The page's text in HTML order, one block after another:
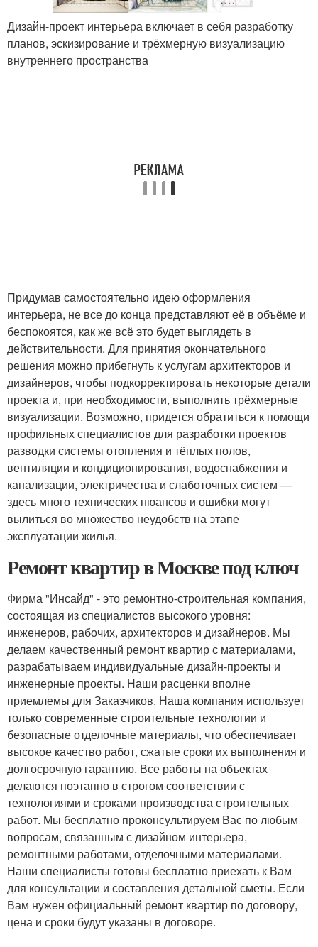
Дизайн-проект интерьера включает в себя разработку
планов, эскизирование и трёхмерную визуализацию
внутреннего пространства
Придумав самостоятельно идею оформления
интерьера, не все до конца представляют её в объёме и
беспокоятся, как же всё это будет выглядеть в
действительности. Для принятия окончательного
решения можно прибегнуть к услугам архитекторов и
дизайнеров, чтобы подкорректировать некоторые детали
проекта и, при необходимости, выполнить трёхмерные
визуализации. Возможно, придется обратиться к помощи
профильных специалистов для разработки проектов
разводки системы отопления и тёплых полов,
вентиляции и кондиционирования, водоснабжения и
канализации, электричества и слаботочных систем —
здесь много технических нюансов и ошибки могут
вылиться во множество неудобств на этапе
эксплуатации жилья.
Ремонт квартир в Москве под ключ
Фирма "Инсайд" - это ремонтно-строительная компания,
состоящая из специалистов высокого уровня:
инженеров, рабочих, архитекторов и дизайнеров. Мы
делаем качественный ремонт квартир с материалами,
разрабатываем индивидуальные дизайн-проекты и
инженерные проекты. Наши расценки вполне
приемлемы для Заказчиков. Наша компания использует
только современные строительные технологии и
безопасные отделочные материалы, что обеспечивает
высокое качество работ, сжатые сроки их выполнения и
долгосрочную гарантию. Все работы на объектах
делаются поэтапно в строгом соответствии с
технологиями и сроками производства строительных
работ. Мы бесплатно проконсультируем Вас по любым
вопросам, связанным с дизайном интерьера,
ремонтными работами, отделочными материалами.
Наши специалисты готовы бесплатно приехать к Вам
для консультации и составления детальной сметы. Если
Вам нужен официальный ремонт квартир по договору,
цена и сроки будут указаны в договоре.